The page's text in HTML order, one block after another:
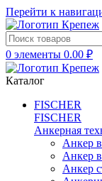
Перейти к
0 элементы 0.00 ₽
Каталог
FISCHER
FISCHER
Анкерная
Анкер
Анкер
Анкер